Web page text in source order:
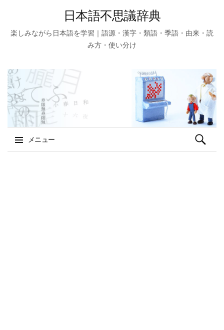
日本語不思議辞典
楽しみながら日本語を学習｜語源・漢字・類語・季語・由来・読
み方・使い分け
メニュー
検
索: